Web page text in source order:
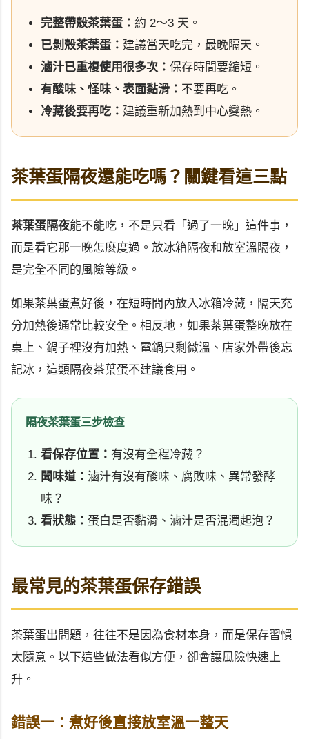
完整帶殼茶葉蛋： 約 2～3 天。
已剝殼茶葉蛋： 建議當天吃完，最晚隔天。
滷汁已重複使用很多次： 保存時間要縮短。
有酸味、怪味、表面黏滑： 不要再吃。
冷藏後要再吃： 建議重新加熱到中心變熱。
茶葉蛋隔夜還能吃嗎？關鍵看這三點
茶葉蛋隔夜能不能吃，不是只看「過了一晚」這件事，
而是看它那一晚怎麼度過。放冰箱隔夜和放室溫隔夜，
是完全不同的風險等級。
如果茶葉蛋煮好後，在短時間內放入冰箱冷藏，隔天充
分加熱後通常比較安全。相反地，如果茶葉蛋整晚放在
桌上、鍋子裡沒有加熱、電鍋只剩微溫、店家外帶後忘
記冰，這類隔夜茶葉蛋不建議食用。
隔夜茶葉蛋三步檢查
看保存位置： 有沒有全程冷藏？
聞味道： 滷汁有沒有酸味、腐敗味、異常發酵
味？
看狀態： 蛋白是否黏滑、滷汁是否混濁起泡？
最常見的茶葉蛋保存錯誤
茶葉蛋出問題，往往不是因為食材本身，而是保存習慣
太隨意。以下這些做法看似方便，卻會讓風險快速上
升。
錯誤一：煮好後直接放室溫一整天